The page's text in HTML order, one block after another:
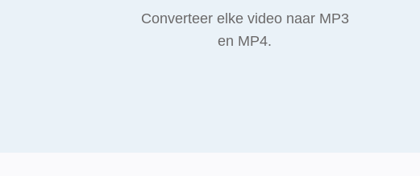
Converteer elke video naar MP3
en MP4.